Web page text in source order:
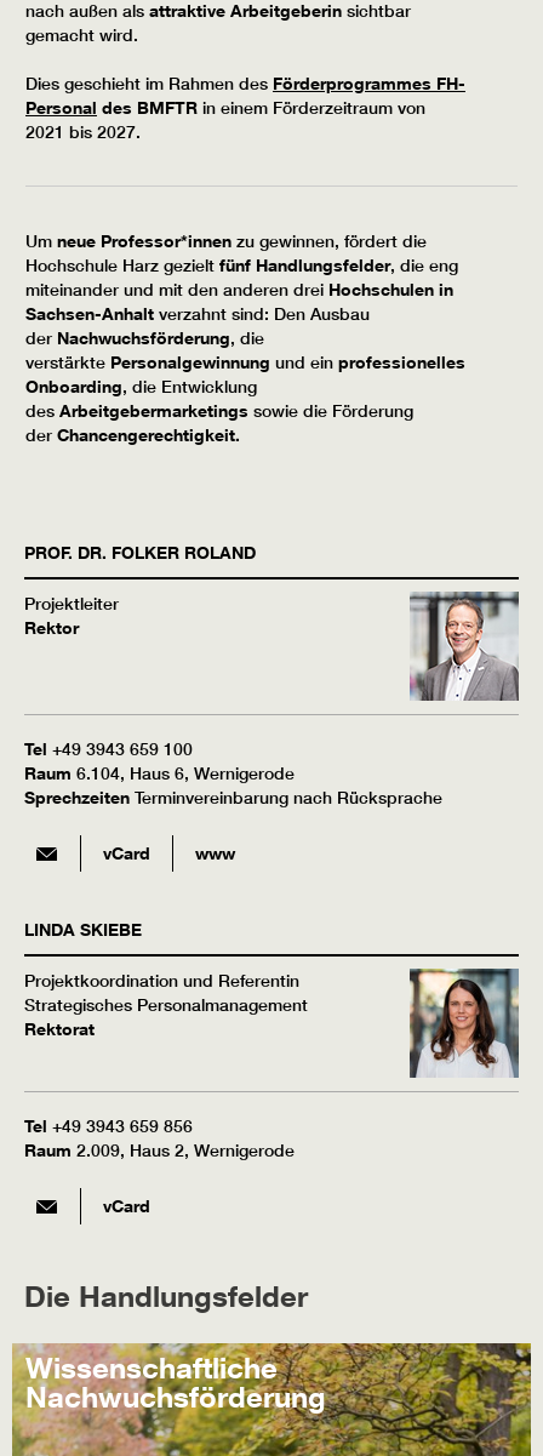
nach außen als attraktive Arbeitgeberin sichtbar
gemacht wird.
Dies geschieht im Rahmen des Förderprogrammes FH-
Personal des BMFTR in einem Förderzeitraum von
2021 bis 2027.
Um neue Professor*innen zu gewinnen, fördert die
Hochschule Harz gezielt fünf Handlungsfelder, die eng
miteinander und mit den anderen drei Hochschulen in
Sachsen-Anhalt verzahnt sind: Den Ausbau
der Nachwuchsförderung, die
verstärkte Personalgewinnung und ein professionelles
Onboarding, die Entwicklung
des Arbeitgebermarketings sowie die Förderung
der Chancengerechtigkeit.
PROF. DR. FOLKER ROLAND
Projektleiter
Rektor
Tel +49 3943 659 100
Raum 6.104, Haus 6, Wernigerode
Sprechzeiten Terminvereinbarung nach Rücksprache
vCard www
LINDA SKIEBE
Projektkoordination und Referentin
Strategisches Personalmanagement
Rektorat
Tel +49 3943 659 856
Raum 2.009, Haus 2, Wernigerode
vCard
Die Handlungsfelder
Wissenschaftliche
Nachwuchsförderung